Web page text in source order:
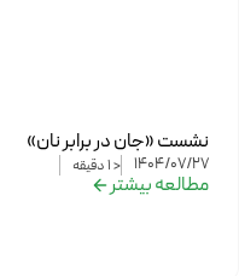
نشست «جان در برابر نان»
1404/07/27
< 1 دقیقه
مطالعه بیشتر